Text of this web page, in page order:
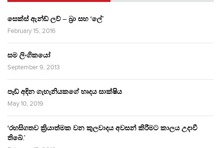
සෙක්ස් ඇන්ඩ් ලව් – බ්‍රා සහ ‘ලේ’
February 15, 2016
සම ලිංගිකයෝ
September 9, 2013
පෑඩ් අඳින ගැහැනියකගේ හෘදය සාක්ෂිය
May 10, 2019
‘රහසිගතව ක්‍රියාත්මක වන කුලවාදය අවසන් කිරීමට කාලය උදාවී
තිබේ.’